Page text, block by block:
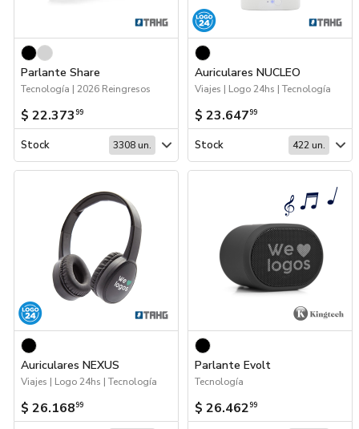
Parlante Share
Tecnología | 2026 Reingresos
$ 22.373 99
Stock 3308 un.
Auriculares NUCLEO
Viajes | Logo 24hs | Tecnología
$ 23.64799
Stock 422 un.
Auriculares NEXUS
Viajes | Logo 24hs | Tecnología
$ 26.16899
Parlante Evolt
Tecnología
$ 26.46299